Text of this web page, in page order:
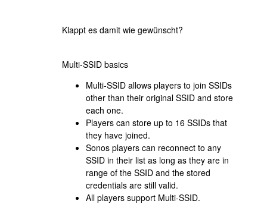
Klappt es damit wie gewünscht?
Multi-SSID basics
Multi-SSID allows players to join SSIDs
other than their original SSID and store
each one.
Players can store up to 16 SSIDs that
they have joined.
Sonos players can reconnect to any
SSID in their list as long as they are in
range of the SSID and the stored
credentials are still valid.
All players support Multi-SSID.